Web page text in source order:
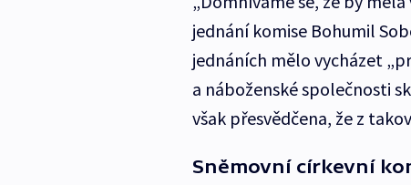
jednání komise Bohumil
jednáních mělo vycházet
a náboženské společnosti
však přesvědčena, že z
Sněmovní církevní